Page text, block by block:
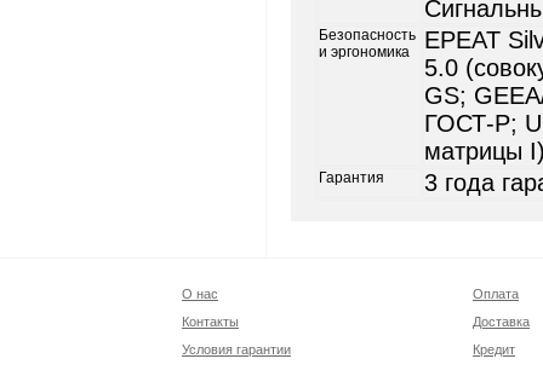
Безопасность
и эргономика
EPEAT
5.0
GS;
ГОСТ-Р;
матрицы
Гарантия 3 года
О нас
Контакты
Условия гарантии
Оплата
Доставка
Кредит